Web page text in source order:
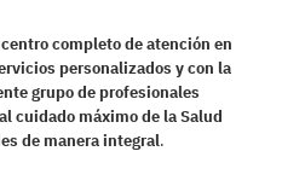
completo de atención en
personalizados y con la
grupo de profesionales
cuidado máximo de la Salud
de manera integral.